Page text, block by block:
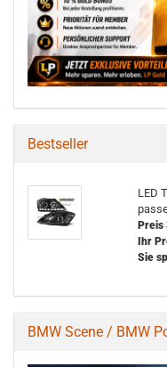
Bestseller
LED
Preis
Ihr
Sie
BMW Scene / BMW